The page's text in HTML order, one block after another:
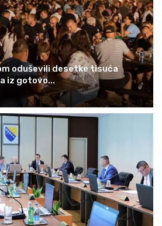
oduševili desetke tisuća
iz gotovo...